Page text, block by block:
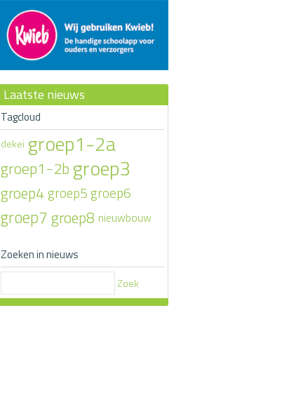
Laatste nieuws
Tagcloud
dekei groep1-2a
groep1-2b groep3
groep4 groep5 groep6
groep7 groep8 nieuwbouw
Zoeken in nieuws
Zoek